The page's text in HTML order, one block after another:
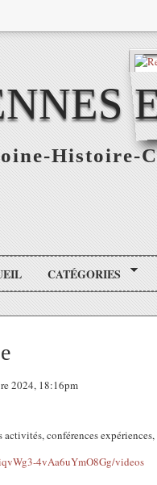
Histoire-
CATÉGORIES
2024, 18:16pm
activités, conférences
4vAa6uYmO8Gg/videos